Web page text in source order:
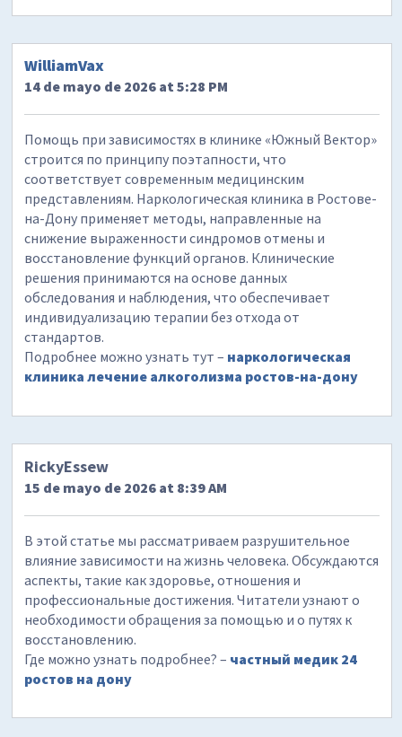
WilliamVax
14 de mayo de 2026 at 5:28 PM
Помощь при зависимостях в клинике «Южный Вектор»
строится по принципу поэтапности, что
соответствует современным медицинским
представлениям. Наркологическая клиника в Ростове-
на-Дону применяет методы, направленные на
снижение выраженности синдромов отмены и
восстановление функций органов. Клинические
решения принимаются на основе данных
обследования и наблюдения, что обеспечивает
индивидуализацию терапии без отхода от
стандартов.
Подробнее можно узнать тут – наркологическая
клиника лечение алкоголизма ростов-на-дону
RickyEssew
15 de mayo de 2026 at 8:39 AM
В этой статье мы рассматриваем разрушительное
влияние зависимости на жизнь человека. Обсуждаются
аспекты, такие как здоровье, отношения и
профессиональные достижения. Читатели узнают о
необходимости обращения за помощью и о путях к
восстановлению.
Где можно узнать подробнее? – частный медик 24
ростов на дону